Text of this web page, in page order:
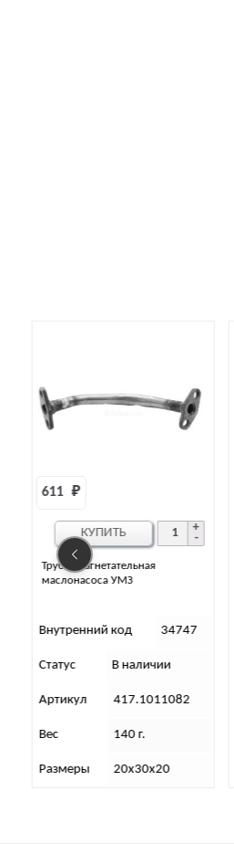
Маслонасос ЗМЗ-5143.10 с
валиком привода (Е-4)
Внутренний код 35319
Статус Нет в наличии
Артикул 514.1011004-10
Вес 1 650 г.
Размеры 17,5х21,5х15